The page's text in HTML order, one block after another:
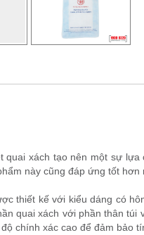
quai xách tạo nên một sự
này cũng đáp ứng tốt
thiết kế với kiểu dáng có
quai xách với phần thân
chính xác cao để đảm bảo